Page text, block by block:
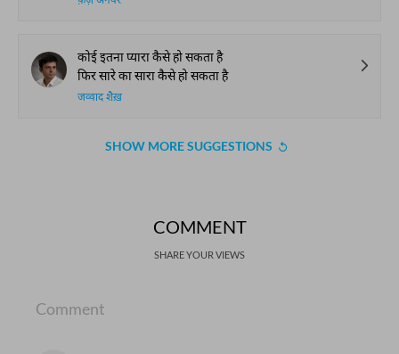
कोई इतना प्यारा कैसे हो सकता है
फिर सारे का सारा कैसे हो सकता है
जव्वाद शैख़
SHOW MORE SUGGESTIONS
COMMENT
SHARE YOUR VIEWS
Comment